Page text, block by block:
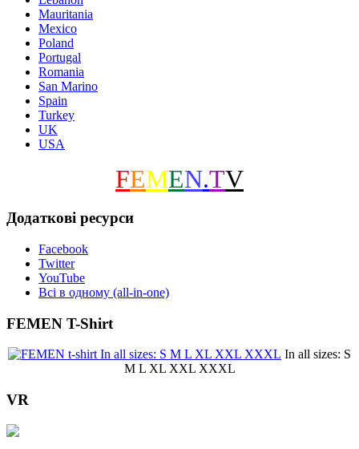
Mauritania
Mexico
Poland
Portugal
Romania
San Marino
Spain
Turkey
UK
USA
FEMEN.TV
Додаткові ресурси
Facebook
Twitter
YouTube
Всі в одному (all-in-one)
FEMEN T-Shirt
In all sizes: S
M L XL XXL XXXL
VR